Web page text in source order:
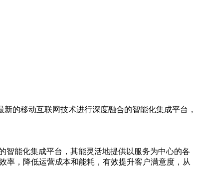
的移动互联网技术进行深度融合的智能化集成平台，
智能化集成平台，其能灵活地提供以服务为中心的各
率，降低运营成本和能耗，有效提升客户满意度，从